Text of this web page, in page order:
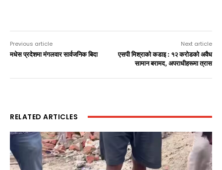
Previous article
मधेस प्रदेशमा मंगलवार सार्वजनिक बिदा
Next article
एसपी मिश्राको कडाइ : १२ करोडको अवैध
सामान बरामद, अपराधीहरूमा त्रास
RELATED ARTICLES